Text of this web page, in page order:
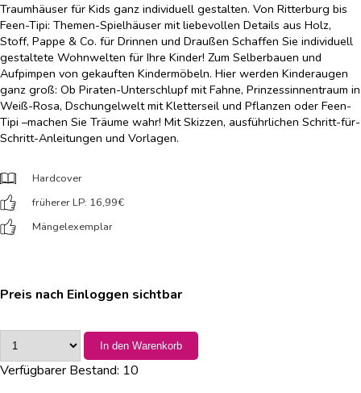
Traumhäuser für Kids ganz individuell gestalten. Von Ritterburg bis
Feen-Tipi: Themen-Spielhäuser mit liebevollen Details aus Holz,
Stoff, Pappe & Co. für Drinnen und Draußen Schaffen Sie individuell
gestaltete Wohnwelten für Ihre Kinder! Zum Selberbauen und
Aufpimpen von gekauften Kindermöbeln. Hier werden Kinderaugen
ganz groß: Ob Piraten-Unterschlupf mit Fahne, Prinzessinnentraum in
Weiß-Rosa, Dschungelwelt mit Kletterseil und Pflanzen oder Feen-
Tipi –machen Sie Träume wahr! Mit Skizzen, ausführlichen Schritt-für-
Schritt-Anleitungen und Vorlagen.
Hardcover
früherer LP: 16,99€
Mängelexemplar
Preis nach Einloggen sichtbar
In den Warenkorb
Verfügbarer Bestand: 10